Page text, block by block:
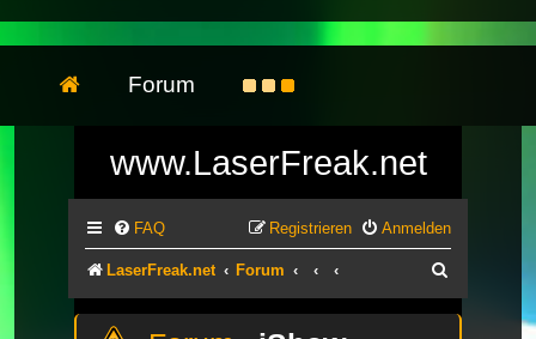
Forum
www.LaserFreak.net
FAQ Anmelden
Registrieren
LaserFreak.net Forum